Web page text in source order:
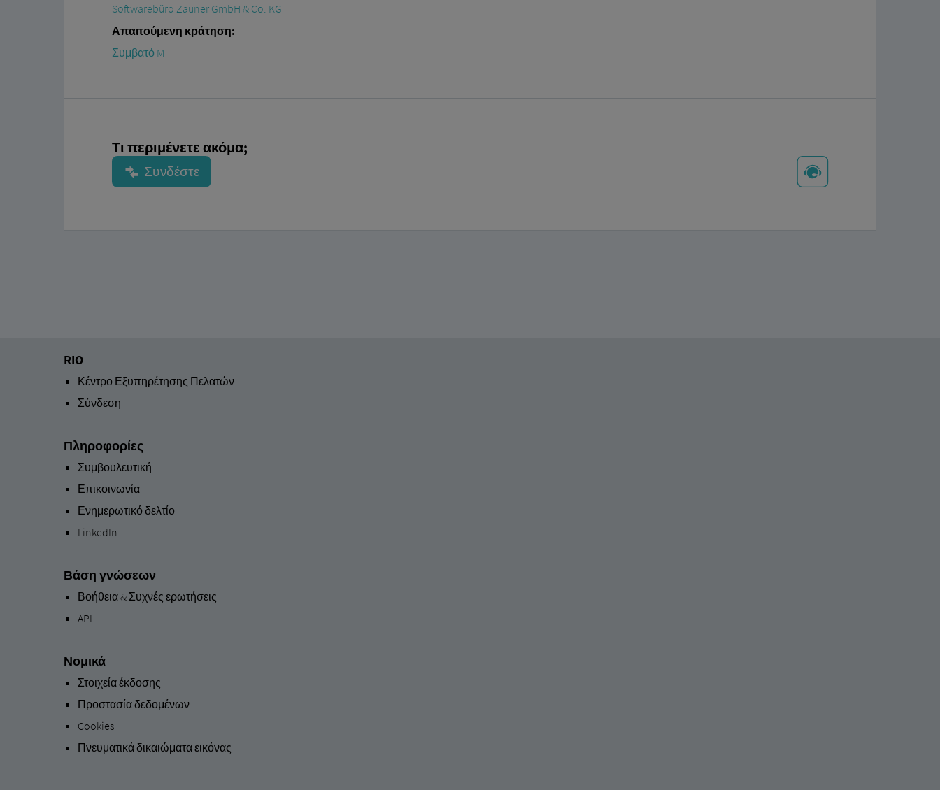
Softwarebüro Zauner GmbH & Co. KG
Απαιτούμενη κράτηση:
Συμβατό M
Τι περιμένετε ακόμα;
RIO
Κέντρο Εξυπηρέτησης Πελατών
Σύνδεση
Πληροφορίες
Συμβουλευτική
Επικοινωνία
Ενημερωτικό δελτίο
LinkedIn
Βάση γνώσεων
Βοήθεια & Συχνές ερωτήσεις
API
Νομικά
Στοιχεία έκδοσης
Προστασία δεδομένων
Cookies
Πνευματικά δικαιώματα εικόνας